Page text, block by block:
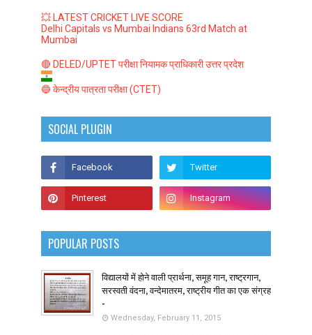
💥 LATEST CRICKET LIVE SCORE
Delhi Capitals vs Mumbai Indians 63rd Match at
Mumbai
🔴 DELED/UPTET परीक्षा नियामक प्राधिकारी उत्तर प्रदेश
🔵 केन्द्रीय पात्रता परीक्षा (CTET)
SOCIAL PLUGIN
POPULAR POSTS
विद्यालयों में होने वाली प्रार्थना, समूह गान, राष्ट्रगान,
सरस्वती वंदना, वन्देमातरम, राष्ट्रीय गीत का एक संग्रह
-
Wednesday, February 11, 2015